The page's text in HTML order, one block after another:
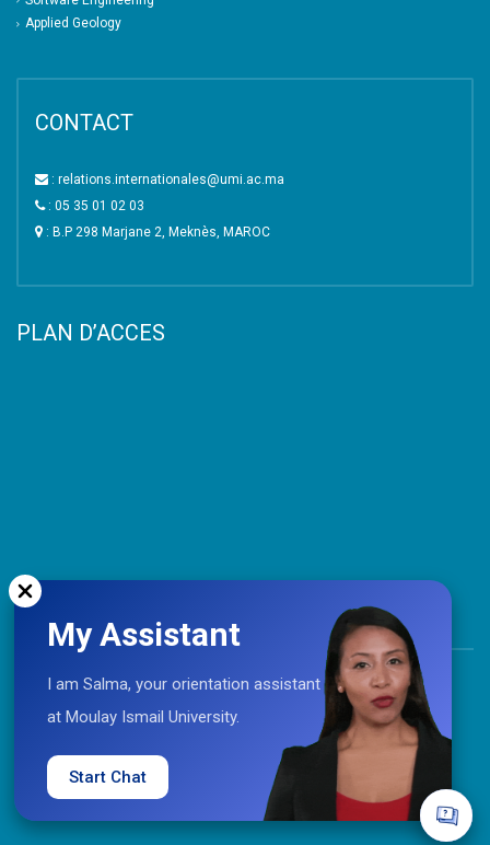
Applied Geology
CONTACT
: relations.internationales@umi.ac.ma
: 05 35 01 02 03
: B.P 298 Marjane 2, Meknès, MAROC
PLAN D’ACCES
TOP
Coopération © 2021 Université Moulay Ismail
My Assistant
I am Salma, your orientation assistant
at Moulay Ismail University.
Start Chat
UMI